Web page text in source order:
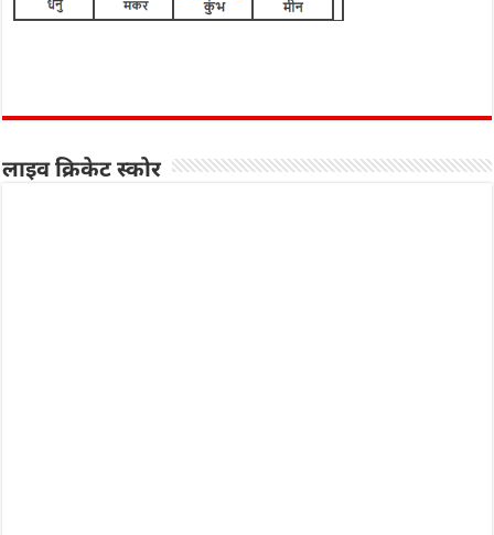
लाइव क्रिकेट स्कोर